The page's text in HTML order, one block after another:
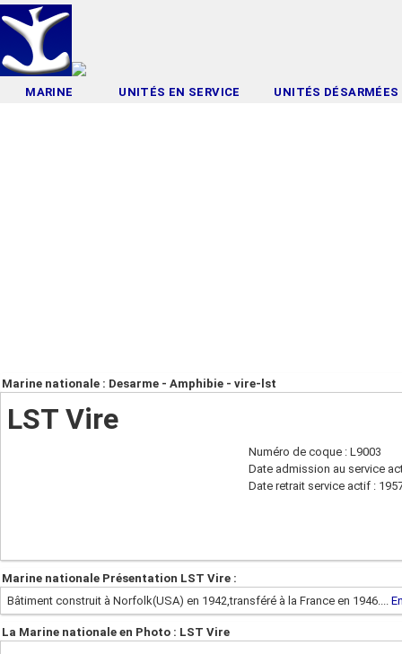
MARINE UNITÉS EN SERVICE UNITÉS DÉSARMÉES
Marine nationale : Desarme - Amphibie - vire-lst
LST Vire
Numéro de coque : L9003
Date admission au service
Date retrait service actif :
Marine nationale Présentation LST Vire :
Bâtiment construit à Norfolk(USA) en 1942,transféré à la France en 1946....
La Marine nationale en Photo : LST Vire